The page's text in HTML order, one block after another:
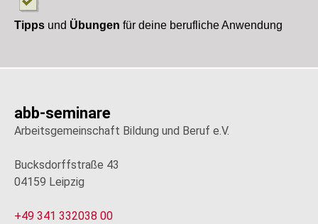
Tipps und Übungen für deine berufliche Anwendung
abb-seminare
Arbeitsgemeinschaft Bildung und Beruf e.V.
Bucksdorffstraße 43
04159 Leipzig
+49 341 332038 00